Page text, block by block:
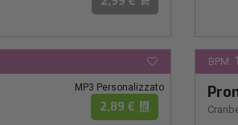
MP3 Personalizzato
2,89 €
BPM: